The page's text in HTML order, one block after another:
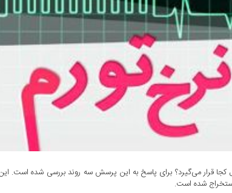
کجا قرار می‌گیرد؟ برای پاسخ به این پرسش سه روند بررسی شده است.
شده است.